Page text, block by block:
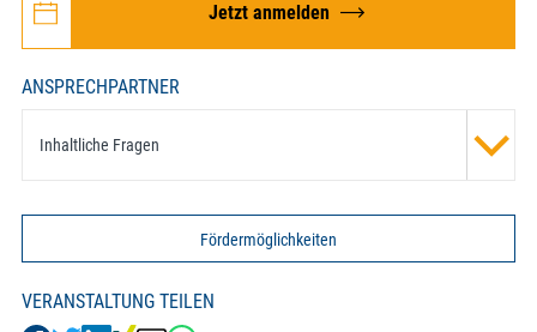
Jetzt anmelden
ANSPRECHPARTNER
Inhaltliche Fragen
Fördermöglichkeiten
VERANSTALTUNG TEILEN